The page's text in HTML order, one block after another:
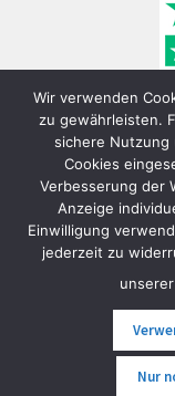
© FunShop Wien
Wir verwenden
zu gewährleisten.
sichere Nutzung
Cookies
Verbesserung der
Anzeige
Einwilligung
jederzeit zu
unserer
Nur